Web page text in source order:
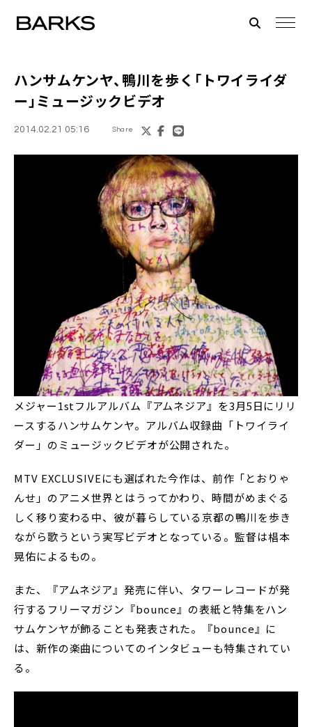
ハンサムケンヤ、鴨川を歩く「トワイライダ
ー」ミュージックビデオ
2014.02.21 05:16 Share
メジャー1stフルアルバム『アムネジア』を3月5日にリリ
ースするハンサムケンヤ。アルバム収録曲「トワイライ
ダー」のミュージックビデオが公開された。
MTV EXCLUSIVEにも選ばれた今作は、前作「とおりゃ
んせ」のアニメ世界とはうってかわり、時間がめまぐる
しく移り変わる中、彼が暮らしている京都の鴨川を歩き
ながら歌うという実写ビデオとなっている。監督は椙本
晃佑によるもの。
また、『アムネジア』発売に伴い、タワーレコードが発
行するフリーマガジン『bounce』の表紙と特集をハン
サムケンヤが飾ることも発表された。『bounce』に
は、新作の楽曲についてのインタビューも特集されてい
る。